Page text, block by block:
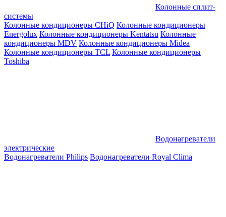
Колонные сплит-
системы
Колонные кондиционеры CHiQ Колонные кондиционеры
Energolux Колонные кондиционеры Kentatsu Колонные
кондиционеры MDV Колонные кондиционеры Midea
Колонные кондиционеры TCL Колонные кондиционеры
Toshiba
Водонагреватели
электрические
Водонагреватели Philips Водонагреватели Royal Clima